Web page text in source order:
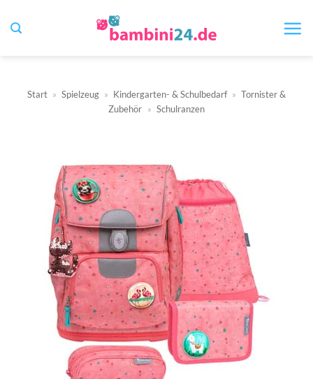
Inhalt
Start » Spielzeug » Kindergarten- & Schulbedarf » Tornister &
Zubehör » Schulranzen